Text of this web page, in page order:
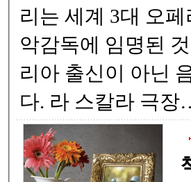
리는 세계 3대 오
악감독에 임명된
리아 출신이 아닌
다. 라 스칼라 극